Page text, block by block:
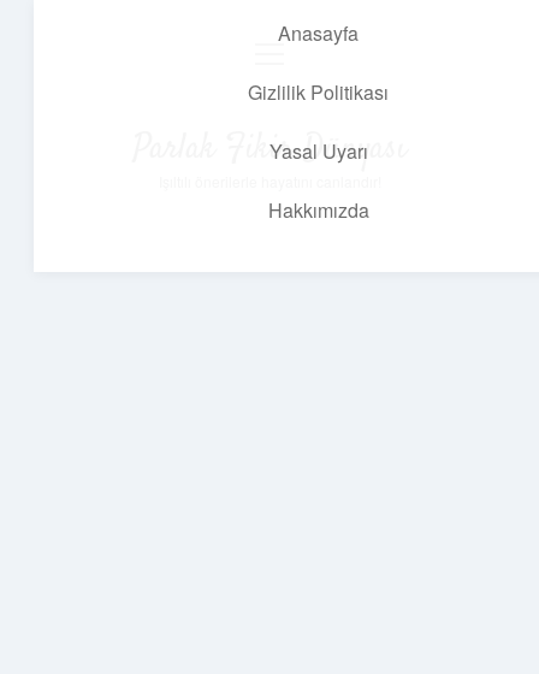
Anasayfa
Gizlilik Politikası
Yasal Uyarı
Hakkımızda
Parlak Fikir Dünyası